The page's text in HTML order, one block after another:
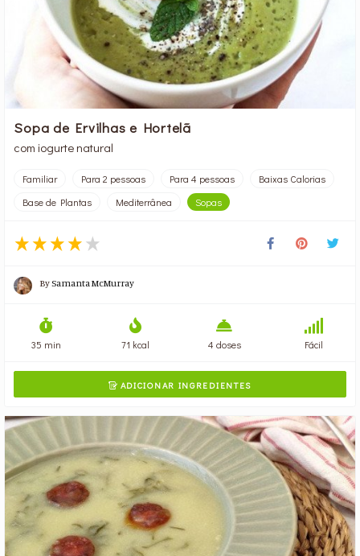
Sopa de Ervilhas e Hortelã
com iogurte natural
Familiar Para 2 pessoas Para 4 pessoas
Baixas Calorias
Base de Plantas
Mediterrânea Sopas
BySamanta McMurray
35 min 71 kcal 4 doses Fácil
ADICIONAR INGREDIENTES